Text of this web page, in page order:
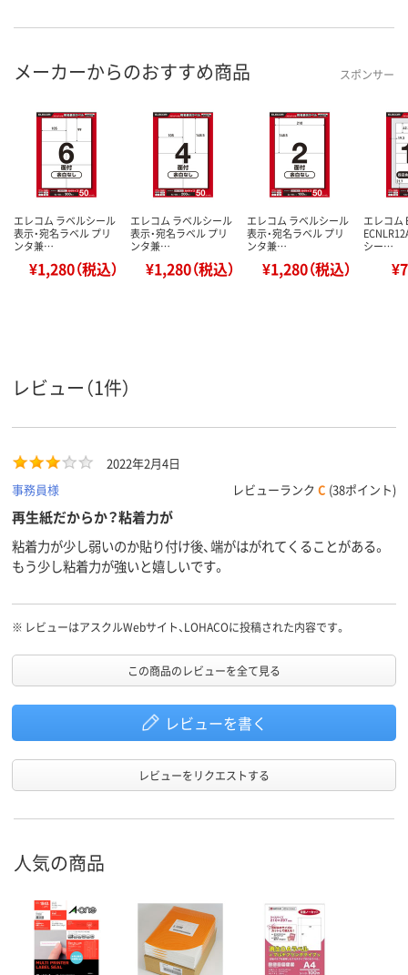
メーカーからのおすすめ商品 スポンサー
エレコム ラベルシール
表示・宛名ラベル プリ
ンタ兼…
¥1,280（税込）
エレコム ラベルシール
表示・宛名ラベル プリ
ンタ兼…
¥1,280（税込）
エレコム ラベルシール
表示・宛名ラベル プリ
ンタ兼…
¥1,280（税込）
エレコム
シー…
レビュー（1件）
2022年2月4日
事務員様
レビューランク C (38ポイント)
再生紙だからか？粘着力が
粘着力が少し弱いのか貼り付け後、端がはがれてくることがある。
もう少し粘着力が強いと嬉しいです。
※ レビューはアスクルWebサイト、LOHACOに投稿された内容です。
この商品のレビューを全て見る
レビューを書く
レビューをリクエストする
人気の商品